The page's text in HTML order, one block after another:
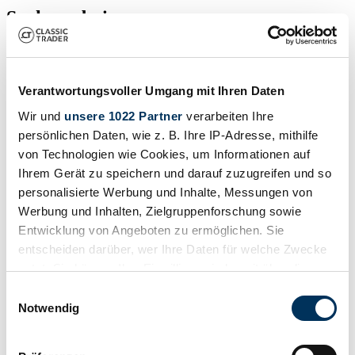
Verantwortungsvoller Umgang mit Ihren Daten
Wir und unsere 1022 Partner verarbeiten Ihre
persönlichen Daten, wie z. B. Ihre IP-Adresse, mithilfe
von Technologien wie Cookies, um Informationen auf
Ihrem Gerät zu speichern und darauf zuzugreifen und so
personalisierte Werbung und Inhalte, Messungen von
Werbung und Inhalten, Zielgruppenforschung sowie
Entwicklung von Angeboten zu ermöglichen. Sie
entscheiden darüber, wer Ihre Daten für welche Zwecke
nutzt. Sie können Ihre Einwilligung jederzeit über die
Trigger Symbol ändern oder widerrufen
Notwendig
Suchergebnisse
Benachrichtigung erstellen
Lassen Sie sich benachrichtigen, sobald ein Inserat veröffentlicht
wird, das Ihren Suchkriterien entspricht.
Suchauftrag einrichten
Fahrzeug inserieren
Sie haben einen Thomas, den Sie verkaufen wollen? Dann erstellen
Fahrzeug inserieren